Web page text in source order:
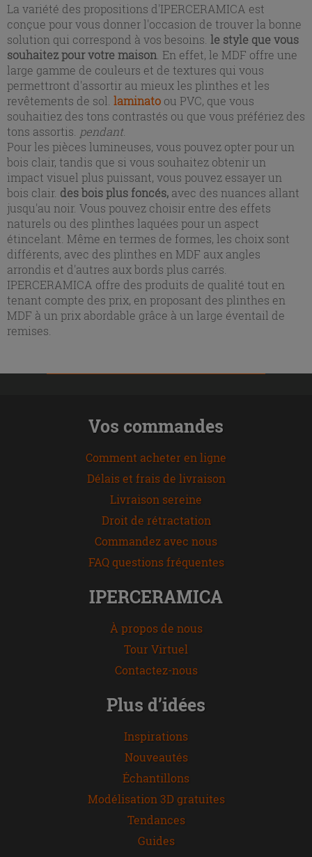
La variété des propositions d'IPERCERAMICA est
conçue pour vous donner l'occasion de trouver la bonne
solution qui correspond à vos besoins. le style que vous
souhaitez pour votre maison . En effet, le MDF offre une
large gamme de couleurs et de textures qui vous
permettront d'assortir au mieux les plinthes et les
revêtements de sol. laminato ou PVC, que vous
souhaitiez des tons contrastés ou que vous préfériez des
tons assortis. pendant.
Pour les pièces lumineuses, vous pouvez opter pour un
bois clair, tandis que si vous souhaitez obtenir un
impact visuel plus puissant, vous pouvez essayer un
bois clair. des bois plus foncés, avec des nuances allant
jusqu'au noir. Vous pouvez choisir entre des effets
naturels ou des plinthes laquées pour un aspect
étincelant. Même en termes de formes, les choix sont
différents, avec des plinthes en MDF aux angles
arrondis et d'autres aux bords plus carrés.
IPERCERAMICA offre des produits de qualité tout en
tenant compte des prix, en proposant des plinthes en
MDF à un prix abordable grâce à un large éventail de
remises.
Vos commandes
Comment acheter en ligne
Délais et frais de livraison
Livraison sereine
Droit de rétractation
Commandez avec nous
FAQ questions fréquentes
IPERCERAMICA
À propos de nous
Tour Virtuel
Contactez-nous
Plus d’idées
Inspirations
Nouveautés
Échantillons
Modélisation 3D gratuites
Tendances
Guides